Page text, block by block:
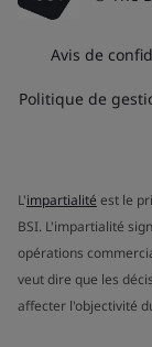
Avis de
Politique de
L'impartialité est le
BSI. L'impartialité
opérations
veut dire que les
affecter l'objectivité